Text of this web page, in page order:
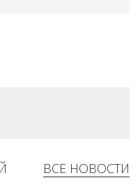
ВСЕ НОВОСТИ